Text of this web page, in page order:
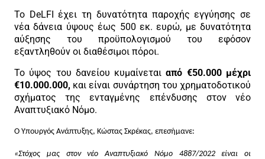
Το DeLFI έχει τη δυνατότητα παροχής εγγύησης σε
νέα δάνεια ύψους έως 500 εκ. ευρώ, με δυνατότητα
αύξησης του προϋπολογισμού του εφόσον
εξαντληθούν οι διαθέσιμοι πόροι.
Το ύψος του δανείου κυμαίνεταιαπό €50.000 μέχρι
€10.000.000, και είναι συνάρτηση του χρηματοδοτικού
σχήματος της ενταγμένης επένδυσης στον νέο
Αναπτυξιακό Νόμο.
Ο Υπουργός Ανάπτυξης, Κώστας Σκρέκας, επεσήμανε:
«Στόχος μας στον νέο Αναπτυξιακό Νόμο 4887/2022 είναι οι